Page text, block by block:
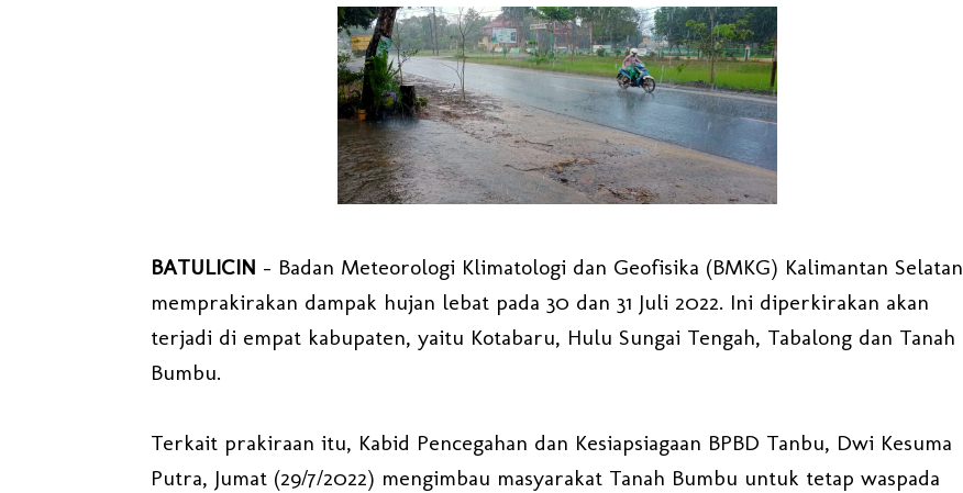
BATULICIN - Badan Meteorologi Klimatologi dan Geofisika (BMKG) Kalimantan Selatan
memprakirakan dampak hujan lebat pada 30 dan 31 Juli 2022. Ini diperkirakan akan
terjadi di empat kabupaten, yaitu Kotabaru, Hulu Sungai Tengah, Tabalong dan Tanah
Bumbu.
Terkait prakiraan itu, Kabid Pencegahan dan Kesiapsiagaan BPBD Tanbu, Dwi Kesuma
Putra, Jumat (29/7/2022) mengimbau masyarakat Tanah Bumbu untuk tetap waspada